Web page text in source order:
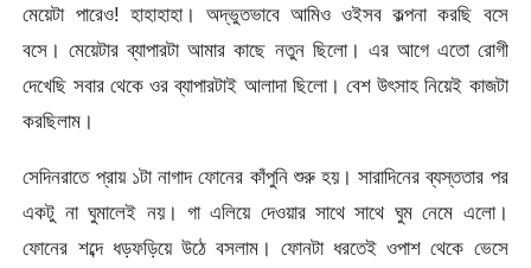
মেয়েটা পারেও! হাহাহাহা। অদ্ভুতভাবে আমিও ওইসব কল্পনা করছি বসে
বসে। মেয়েটার ব্যাপারটা আমার কাছে নতুন ছিলো। এর আগে এতো রোগী
দেখেছি সবার থেকে ওর ব্যাপারটাই আলাদা ছিলো। বেশ উৎসাহ নিয়েই কাজটা
করছিলাম।
সেদিনরাতে প্রায় ১টা নাগাদ ফোনের কাঁপুনি শুরু হয়। সারাদিনের ব্যস্ততার পর
একটু না ঘুমালেই নয়। গা এলিয়ে দেওয়ার সাথে সাথে ঘুম নেমে এলো।
ফোনের শব্দে ধড়ফড়িয়ে উঠে বসলাম। ফোনটা ধরতেই ওপাশ থেকে ভেসে